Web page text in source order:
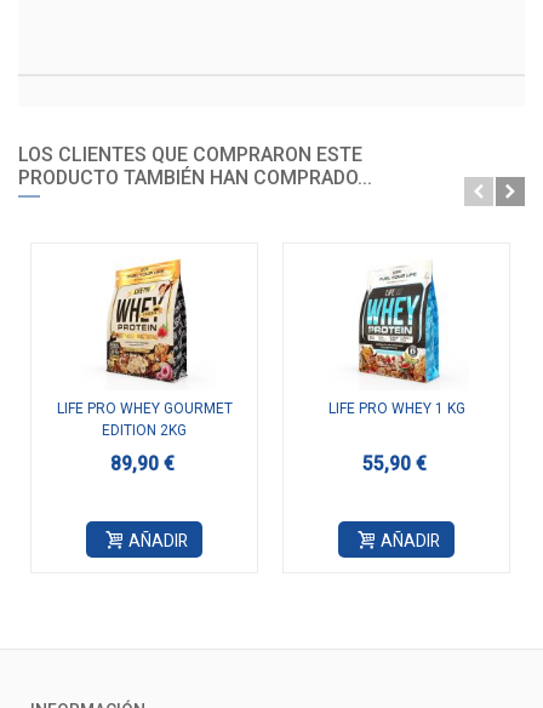
LOS CLIENTES QUE COMPRARON ESTE
PRODUCTO TAMBIÉN HAN COMPRADO...
LIFE PRO WHEY GOURMET
EDITION 2KG
89,90 €
AÑADIR
LIFE PRO WHEY 1 KG
55,90 €
AÑADIR